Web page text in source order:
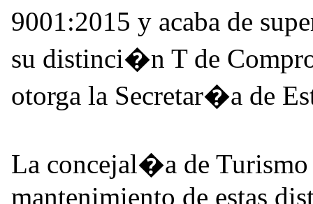
9001:2015 y acaba de
su distinci�n T de
otorga la Secretar�a de
La concejal�a de Turismo
mantenimiento de estas